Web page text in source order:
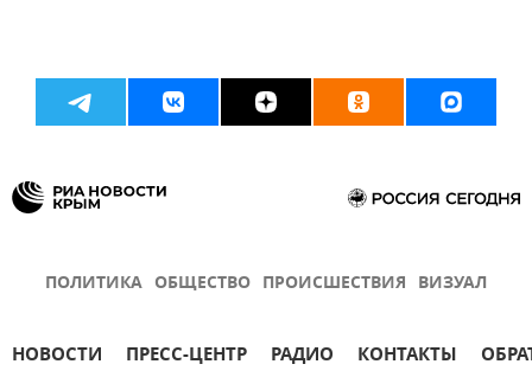
ПОЛИТИКА ОБЩЕСТВО ПРОИСШЕСТВИЯ ВИЗУАЛ
НОВОСТИ ПРЕСС-ЦЕНТР РАДИО КОНТАКТЫ